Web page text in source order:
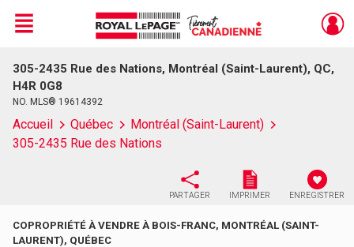
Live
En Direct
Menu
305-2435 Rue des Nations, Montréal (Saint-Laurent), QC,
H4R 0G8
NO. MLS® 19614392
Accueil Québec
Montréal (Saint-Laurent)
305-2435 Rue des Nations
PARTAGER IMPRIMER ENREGISTRER
COPROPRIÉTÉ À VENDRE À BOIS-FRANC, MONTRÉAL (SAINT-
LAURENT), QUÉBEC